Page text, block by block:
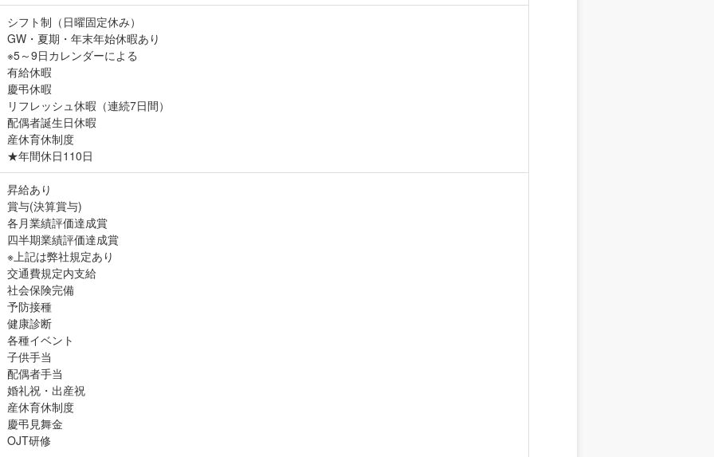
シフト制（日曜固定休み）
GW・夏期・年末年始休暇あり
※5～9日カレンダーによる
有給休暇
慶弔休暇
リフレッシュ休暇（連続7日間）
配偶者誕生日休暇
産休育休制度
★年間休日110日
昇給あり
賞与(決算賞与)
各月業績評価達成賞
四半期業績評価達成賞
※上記は弊社規定あり
交通費規定内支給
社会保険完備
予防接種
健康診断
各種イベント
子供手当
配偶者手当
婚礼祝・出産祝
産休育休制度
慶弔見舞金
OJT研修